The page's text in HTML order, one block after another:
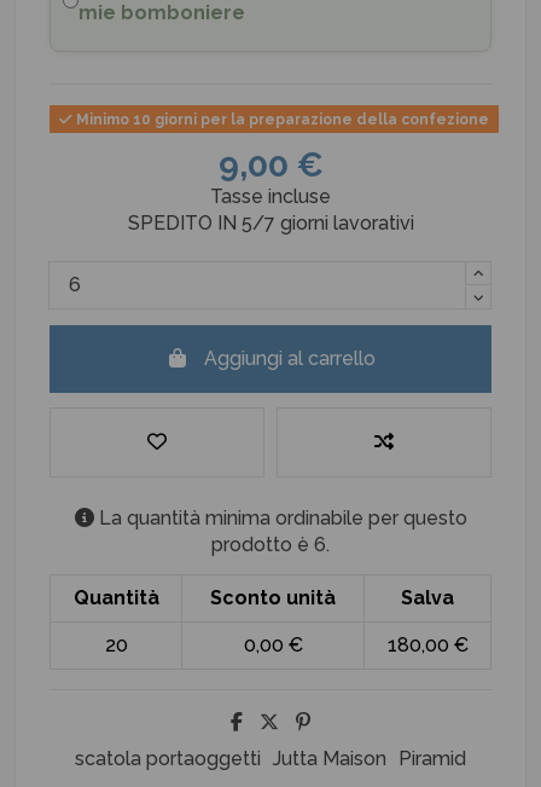
mie bomboniere
Minimo 10 giorni per la preparazione della confezione
9,00 €
Tasse incluse
SPEDITO IN 5/7 giorni lavorativi
Aggiungi al carrello
La quantità minima ordinabile per questo
prodotto è 6.
Quantità Sconto unità Salva
20 0,00 € 180,00 €
scatola portaoggetti Jutta Maison Piramid